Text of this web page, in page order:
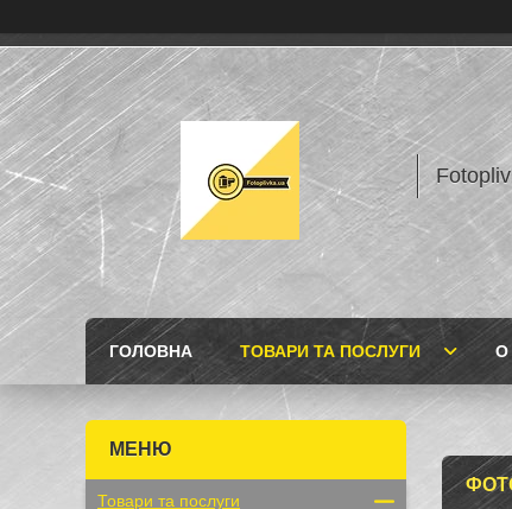
ГОЛОВНА ТОВАРИ ТА ПОСЛУГИ О
Товари та послуги